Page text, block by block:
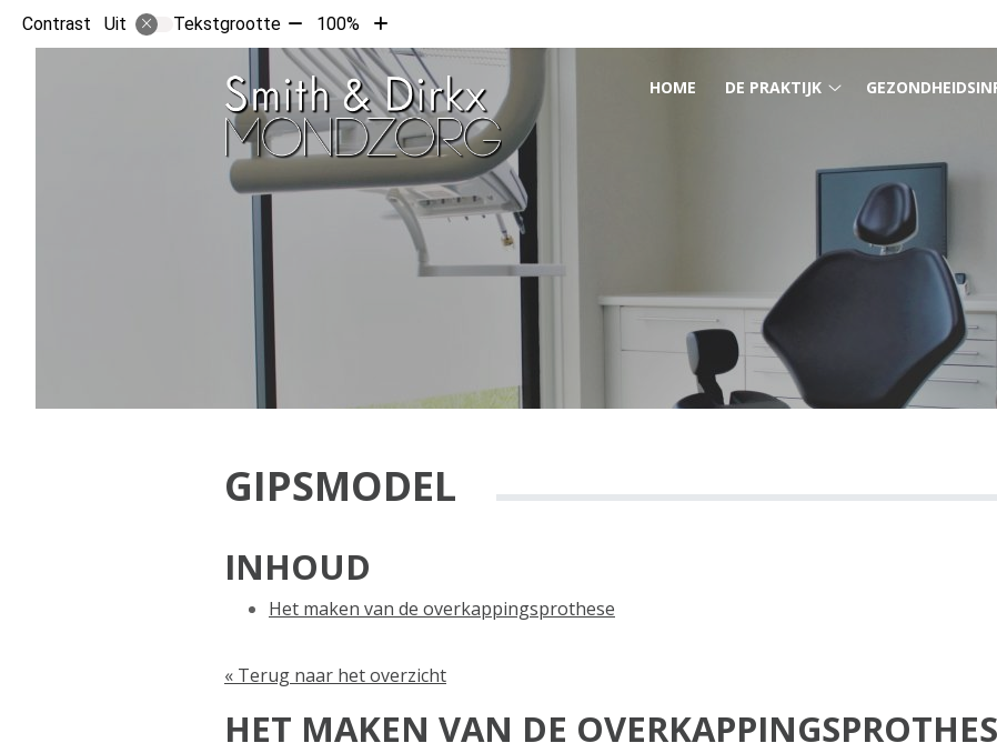
Contrast Uit Tekstgrootte Tekst
verkleinen
met
10%
100%
Tekst
vergroten
met
10%
HOOFDMENU
HOME DE PRAKTIJK
submenu
GIPSMODEL
INHOUD
Het maken van de overkappingsprothese
« Terug naar het overzicht
HET MAKEN VAN DE